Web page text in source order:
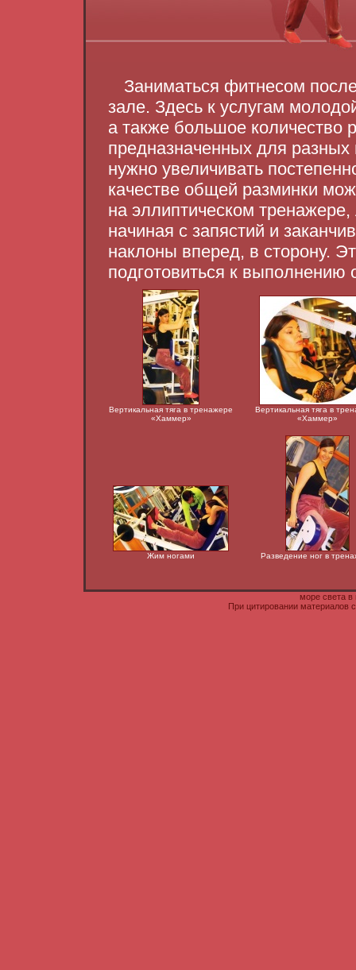
Заниматься фитнесом
зале. Здесь к услугам
а также большое количество
предназначенных для
нужно увеличивать
качестве общей разминки
на эллиптическом
начиная с запястий и
наклоны вперед, в сторону.
подготовиться к выполнению
Вертикальная тяга в тренажере
«Хаммер»
Вертикальная тяга в
«Хаммер»
Жим ногами Разведение ног в
море света в
При цитировании материалов